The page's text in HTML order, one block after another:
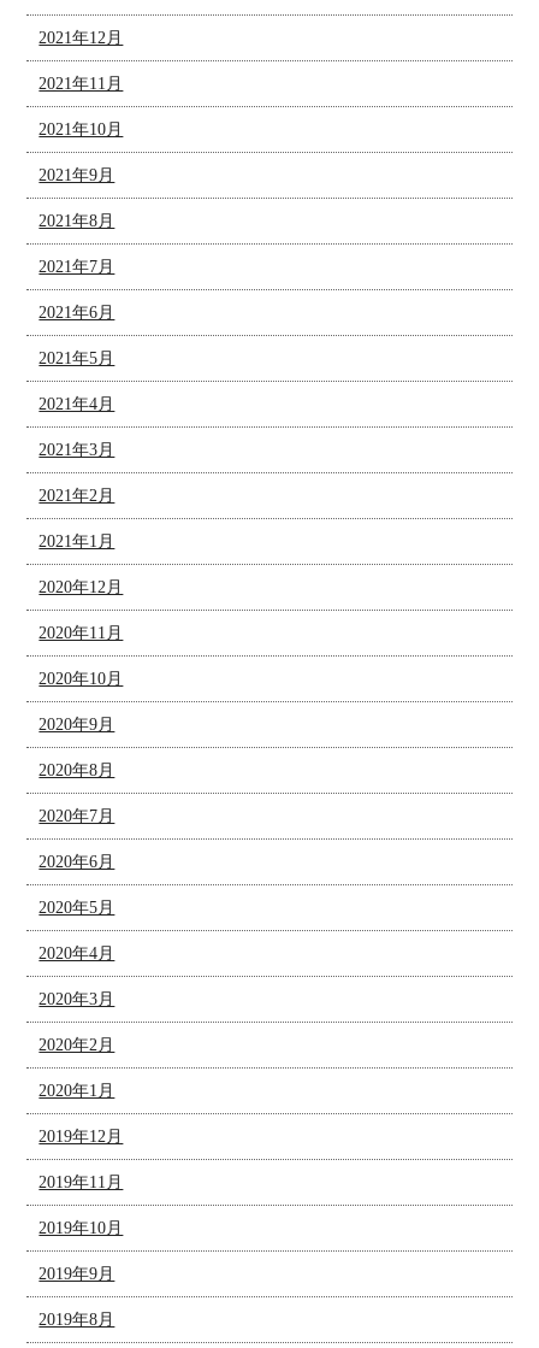
2021年12月
2021年11月
2021年10月
2021年9月
2021年8月
2021年7月
2021年6月
2021年5月
2021年4月
2021年3月
2021年2月
2021年1月
2020年12月
2020年11月
2020年10月
2020年9月
2020年8月
2020年7月
2020年6月
2020年5月
2020年4月
2020年3月
2020年2月
2020年1月
2019年12月
2019年11月
2019年10月
2019年9月
2019年8月